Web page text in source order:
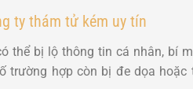
ty thám tử kém uy tín
thể bị lộ thông tin cá nhân, bí
trường hợp còn bị đe dọa